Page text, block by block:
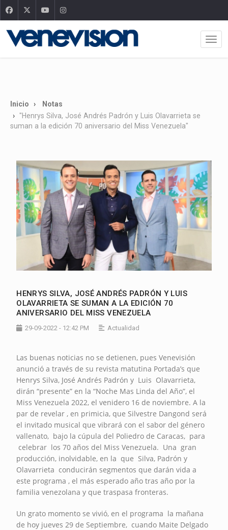
Inicio
Notas
"Henrys Silva, José Andrés Padrón y Luis Olavarrieta se
suman a la edición 70 aniversario del Miss Venezuela"
HENRYS SILVA, JOSÉ ANDRÉS PADRÓN Y LUIS
OLAVARRIETA SE SUMAN A LA EDICIÓN 70
ANIVERSARIO DEL MISS VENEZUELA
29-09-2022 - 12:42 PM Actualidad
Las buenas noticias no se detienen, pues Venevisión
anunció a través de su revista matutina Portada’s que
Henrys Silva, José Andrés Padrón y Luis Olavarrieta,
dirán “presente” en la “Noche Mas Linda del Año”, el
Miss Venezuela 2022, el venidero 16 de noviembre. A la
par de revelar , en primicia, que Silvestre Dangond será
el invitado musical que vibrará con el sabor del género
vallenato, bajo la cúpula del Poliedro de Caracas, para
celebrar los 70 años del Miss Venezuela. Una gran
producción, inolvidable, en la que Silva, Padrón y
Olavarrieta conducirán segmentos que darán vida a
este programa , el más esperado año tras año por la
familia venezolana y que traspasa fronteras.
Un grato momento se vivió, en el programa la mañana
de hoy jueves 29 de Septiembre, cuando Maite Delgado